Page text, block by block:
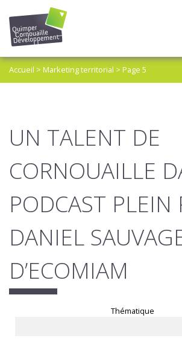
Accueil > Marketing territorial > Page 5
UN TALENT DE
CORNOUAILLE
PODCAST PLEIN
DANIEL
D’ECOMIAM
Thématique